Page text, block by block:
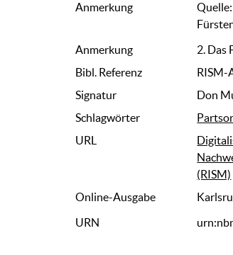
Anmerkung
Anmerkung
2. Das
Bibl. Referenz
Signatur
Don
Schlagwörter
URL
(RISM)
Online-Ausgabe
URN